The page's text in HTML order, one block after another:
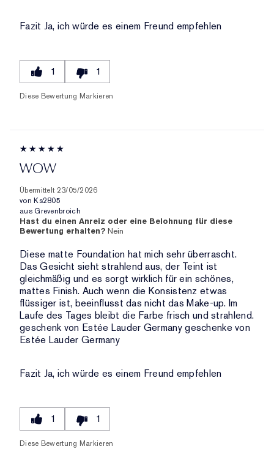
Fazit Ja, ich würde es einem Freund empfehlen
1 1
Diese Bewertung Markieren
WOW
Übermittelt 23/05/2026
von Ks2805
aus Grevenbroich
Hast du einen Anreiz oder eine Belohnung für diese
Bewertung erhalten? Nein
Diese matte Foundation hat mich sehr überrascht.
Das Gesicht sieht strahlend aus, der Teint ist
gleichmäßig und es sorgt wirklich für ein schönes,
mattes Finish. Auch wenn die Konsistenz etwas
flüssiger ist, beeinflusst das nicht das Make-up. Im
Laufe des Tages bleibt die Farbe frisch und strahlend.
geschenk von Estée Lauder Germany geschenke von
Estée Lauder Germany
Fazit Ja, ich würde es einem Freund empfehlen
1 1
Diese Bewertung Markieren